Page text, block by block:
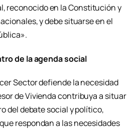
reconocido en la Constitución y
y debe situarse en el
de la agenda social
Sector defiende la necesidad
de Vivienda contribuya a situar
del debate social y político,
respondan a las necesidades